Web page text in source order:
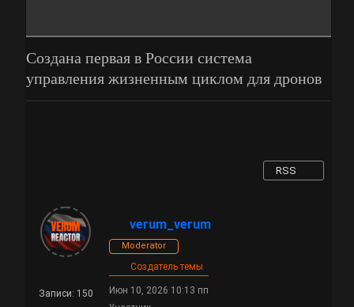
Создана первая в России система
управления жизненным циклом для дронов
RSS
Записи: 150
verum_verum
Moderator
Создатель темы
Июн 10, 2026 10:13 пп